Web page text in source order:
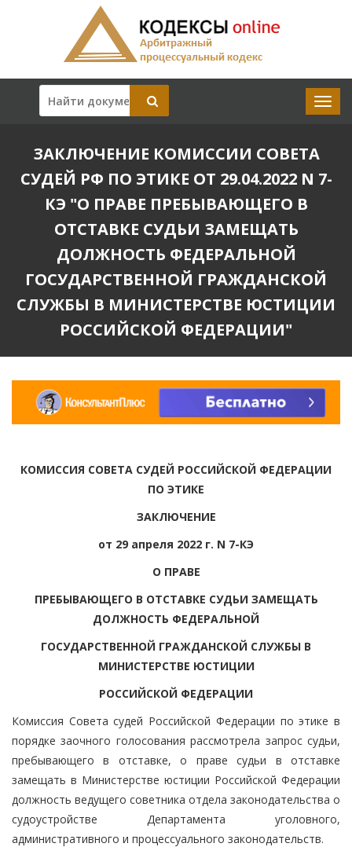
ЗАКЛЮЧЕНИЕ КОМИССИИ СОВЕТА
СУДЕЙ РФ ПО ЭТИКЕ ОТ 29.04.2022 N 7-
КЭ "О ПРАВЕ ПРЕБЫВАЮЩЕГО В
ОТСТАВКЕ СУДЬИ ЗАМЕЩАТЬ
ДОЛЖНОСТЬ ФЕДЕРАЛЬНОЙ
ГОСУДАРСТВЕННОЙ ГРАЖДАНСКОЙ
СЛУЖБЫ В МИНИСТЕРСТВЕ ЮСТИЦИИ
РОССИЙСКОЙ ФЕДЕРАЦИИ"
КОМИССИЯ СОВЕТА СУДЕЙ РОССИЙСКОЙ ФЕДЕРАЦИИ
ПО ЭТИКЕ
ЗАКЛЮЧЕНИЕ
от 29 апреля 2022 г. N 7-КЭ
О ПРАВЕ
ПРЕБЫВАЮЩЕГО В ОТСТАВКЕ СУДЬИ ЗАМЕЩАТЬ
ДОЛЖНОСТЬ ФЕДЕРАЛЬНОЙ
ГОСУДАРСТВЕННОЙ ГРАЖДАНСКОЙ СЛУЖБЫ В
МИНИСТЕРСТВЕ ЮСТИЦИИ
РОССИЙСКОЙ ФЕДЕРАЦИИ
Комиссия Совета судей Российской Федерации по этике в
порядке заочного голосования рассмотрела запрос судьи,
пребывающего в отставке, о праве судьи в отставке
замещать в Министерстве юстиции Российской Федерации
должность ведущего советника отдела законодательства о
судоустройстве Департамента уголовного,
административного и процессуального законодательств.